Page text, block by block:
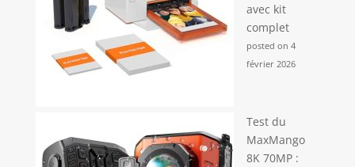
avec kit
complet
posted on 4
février 2026
Test du
MaxMango
8K 70MP :